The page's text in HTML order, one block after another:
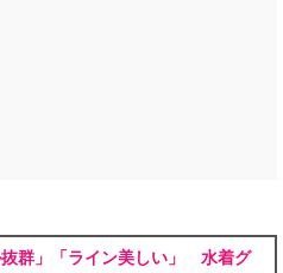
抜群」「ライン美しい」 水着グ